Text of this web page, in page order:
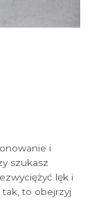
i
szukasz
lęk i
tak, to obejrzyj